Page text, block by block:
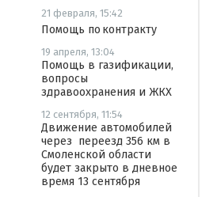
21 февраля, 15:42
Помощь по контракту
19 апреля, 13:04
Помощь в газификации,
вопросы
здравоохранения и ЖКХ
12 сентября, 11:54
Движение автомобилей
через переезд 356 км в
Смоленской области
будет закрыто в дневное
время 13 сентября